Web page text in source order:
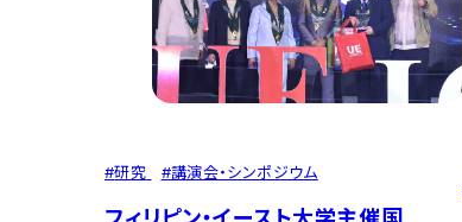
#研究 #講演会・シンポジウム